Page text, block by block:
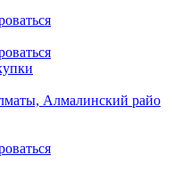
Алмалинский райо